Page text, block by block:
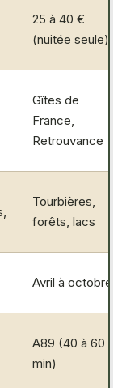
25 à 40 €
(nuitée seule)
Gîtes de
France,
Retrouvance
Tourbières,
forêts, lacs
Avril à octobre
A89 (40 à 60
min)